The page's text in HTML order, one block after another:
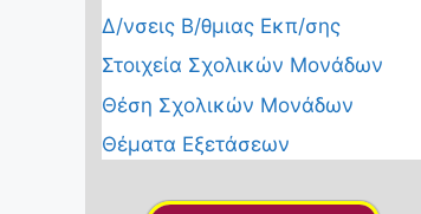
Δ/νσεις Β/θμιας Εκπ/σης
Στοιχεία Σχολικών Μονάδων
Θέση Σχολικών Μονάδων
Θέματα Εξετάσεων